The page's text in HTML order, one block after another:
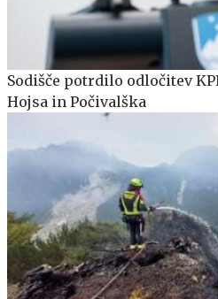
Sodišče potrdilo odločitev
Hojsa in Počivalška